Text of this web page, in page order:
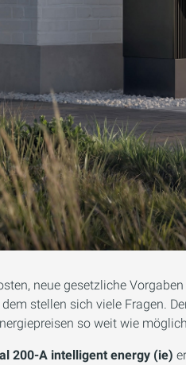
neue gesetzliche
stellen sich viele Fragen.
so weit wie
200-A intelligent energy (ie)